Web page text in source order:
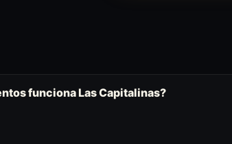
funciona Las Capitalinas?